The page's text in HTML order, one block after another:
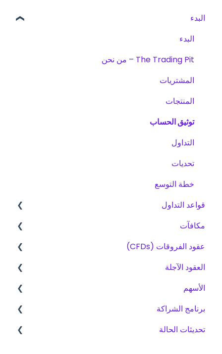
البدء
البدء
The Trading Pit – من نحن
المشتريات
المنتجات
توثيق الحساب
التداول
تحديات
خطة التوسع
قواعد التداول
القواعد الأساسية لتداول العقود مقابل الفروقاتمكافآت
الرسوم
طرق المكافآت
عقود الفروقات (CFDs)
المنتجات
تداول
التحديات
المنصات
العقود الآجلة
خطة التدرج
التحديات
التداول - بيانات السوق
الأسهم
التحديات
برنامج الشراكة
المدفوعات
تحديثات الحالة